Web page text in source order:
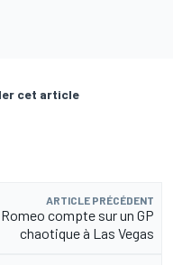
cet article
ARTICLE PRÉCÉDENT
compte sur un GP
chaotique à Las Vegas